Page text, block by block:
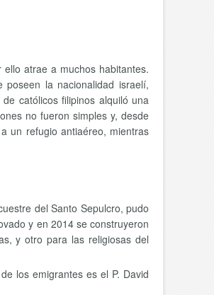
atrae a muchos habitantes.
la nacionalidad israelí,
católicos filipinos alquiló una
no fueron simples y, desde
un refugio antiaéreo, mientras
del Santo Sepulcro, pudo
y en 2014 se construyeron
y otro para las religiosas del
los emigrantes es el P. David